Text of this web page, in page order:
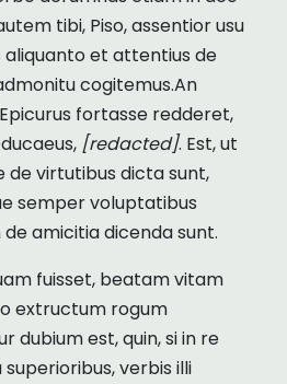
tibi, Piso, assentior usu
aliquanto et attentius de
cogitemus.An
fortasse redderet,
[redacted]. Est, ut
de virtutibus dicta sunt,
semper voluptatibus
amicitia dicenda sunt.
fuisset, beatam vitam
extructum rogum
dubium est, quin, si in re
verbis illi